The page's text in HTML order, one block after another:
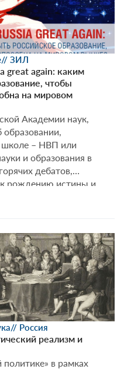
// ЗИЛ
great again: каким
чтобы
на мировом
Академии наук,
школе – НВП или
и образования в
дебатов,
к рождению истины и
модели
// Россия
реализм и
в рамках